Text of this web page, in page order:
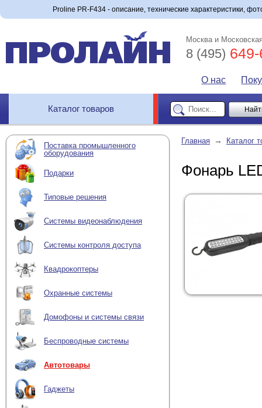
Proline PR-F434 - описание, технические характеристики,
Москва и
8 (495)
О нас
Каталог товаров
Поставка промышленного
оборудования
Подарки
Типовые решения
Системы видеонаблюдения
Системы контроля доступа
Квадрокоптеры
Охранные системы
Домофоны и системы связи
Беспроводные системы
Автотовары
Гаджеты
Главная → Каталог
Фонарь